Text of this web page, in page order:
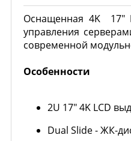
Оснащенная 4K 17″
управления
современной
Особенности
2U 17" 4K LCD
Dual Slide - ЖК-